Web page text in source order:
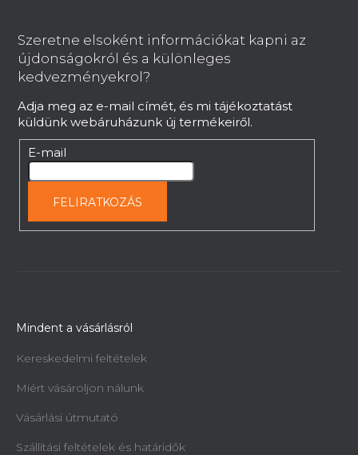
s
e
m
e
i
Szeretne elsoként információkat kapni az
újdonságokról és a különleges
kedvezményekrol?
Adja meg az e-mail címét, és mi tájékoztatást
küldünk webáruházunk új termékeiről.
E-mail
FELIRATKOZÁS
Mindent a vásárlásról
Kereskedelmi feltételek
Miért vásároljon nálunk
Vásárlási útmutató
Szállítási feltételek és határidők